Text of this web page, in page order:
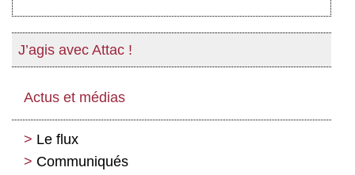
J’agis avec Attac !
Actus et médias
Le flux
Communiqués